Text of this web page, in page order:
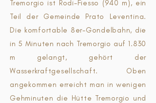
Tremorgio ist Rodi-Fiesso (940 m), ein
Teil der Gemeinde Prato Leventina.
Die komfortable 8er-Gondelbahn, die
in 5 Minuten nach Tremorgio auf 1.830
m gelangt, gehört der
Wasserkraftgesellschaft. Oben
angekommen erreicht man in wenigen
Gehminuten die Hütte Tremorgio und